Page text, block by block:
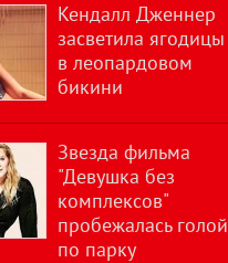
Кендалл Дженнер
засветила ягодицы
в леопардовом
бикини
Звезда фильма
"Девушка без
комплексов"
пробежалась голой
по парку